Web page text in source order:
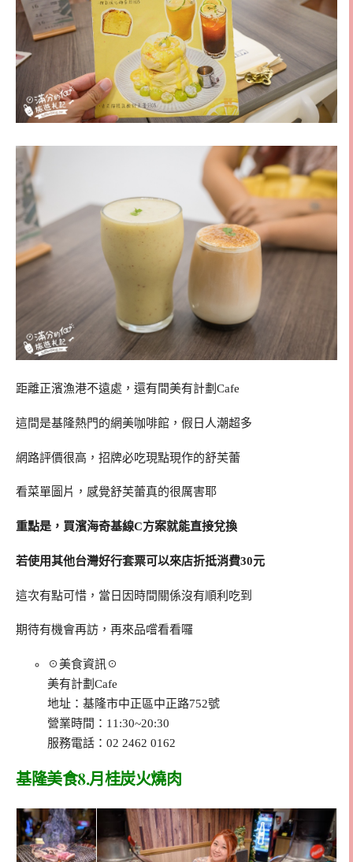
距離正濱漁港不遠處，還有間美有計劃Cafe
這間是基隆熱門的網美咖啡館，假日人潮超多
網路評價很高，招牌必吃現點現作的舒芙蕾
看菜單圖片，感覺舒芙蕾真的很厲害耶
重點是，買濱海奇基線C方案就能直接兌換
若使用其他台灣好行套票可以來店折抵消費30元
這次有點可惜，當日因時間關係沒有順利吃到
期待有機會再訪，再來品嚐看看囉
☉美食資訊☉
美有計劃Cafe
地址：基隆市中正區中正路752號
營業時間：11:30~20:30
服務電話：02 2462 0162
基隆美食8.月桂炭火燒肉